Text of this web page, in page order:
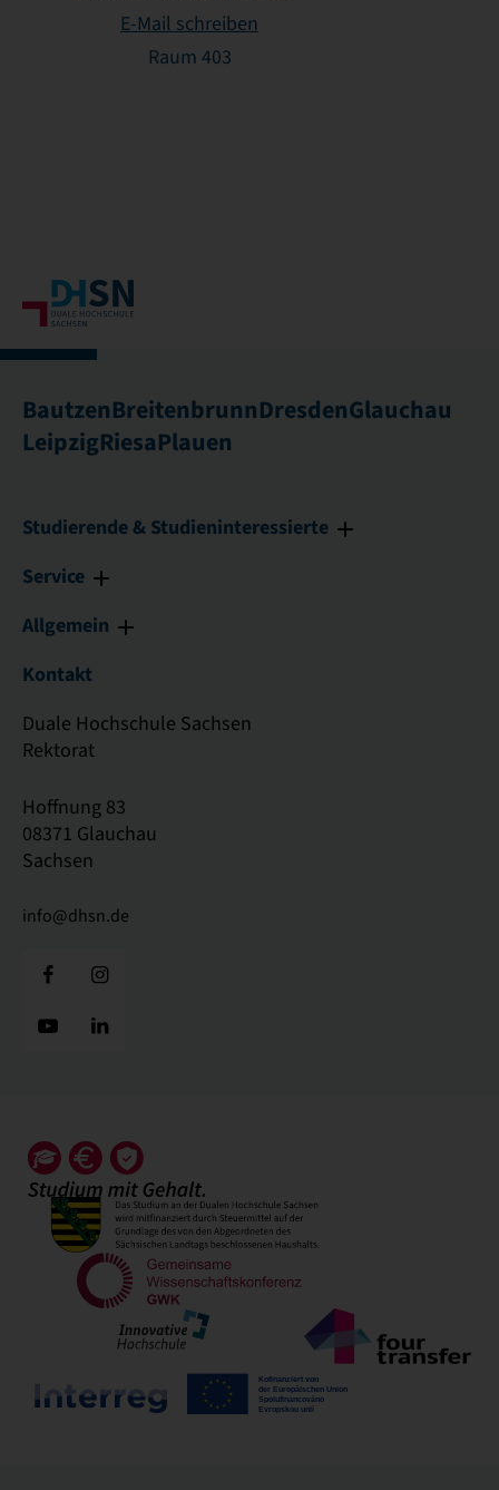
E-Mail schreiben
Raum 403
BautzenBreitenbrunnDresdenGlauchau
LeipzigRiesaPlauen
Studierende & Studieninteressierte
Service
Allgemein
Kontakt
Duale Hochschule Sachsen
Rektorat
Hoffnung 83
08371 Glauchau
Sachsen
info@dhsn.de